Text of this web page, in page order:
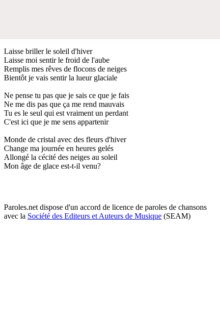
Laisse briller le soleil d'hiver
Laisse moi sentir le froid de l'aube
Remplis mes rêves de flocons de neiges
Bientôt je vais sentir la lueur glaciale
Ne pense tu pas que je sais ce que je fais
Ne me dis pas que ça me rend mauvais
Tu es le seul qui est vraiment un perdant
C'est ici que je me sens appartenir
Monde de cristal avec des fleurs d'hiver
Change ma journée en heures gelés
Allongé la cécité des neiges au soleil
Mon âge de glace est-t-il venu?
Paroles.net dispose d'un accord de licence de paroles de chansons
avec la Société des Editeurs et Auteurs de Musique (SEAM)